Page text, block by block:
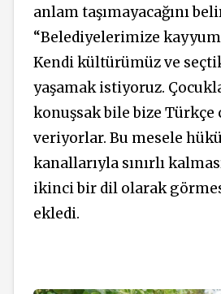
anlam taşımayacağını
“Belediyelerimize
Kendi kültürümüz ve
yaşamak istiyoruz.
konuşsak bile bize Türkçe
veriyorlar. Bu mesele
kanallarıyla sınırlı
ikinci bir dil olarak
ekledi.